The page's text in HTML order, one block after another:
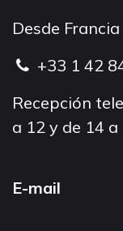
Desde
+33 1 42
Recepción
a 12 y de 14
E-mail